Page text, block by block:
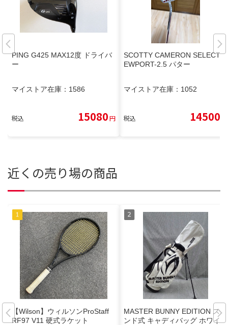
PING G425 MAX12度 ドライバ
ー
マイストア在庫： 1586
税込 15080円
SCOTTY CAMERON SELECT N
EWPORT-2.5 パター
マイストア在庫： 1052
税込 14500
近くの売り場の商品
【Wilson】ウィルソンProStaff
RF97 V11 硬式ラケット
MASTER BUNNY EDITION スタ
ンド式 キャディバッグ ホワイト